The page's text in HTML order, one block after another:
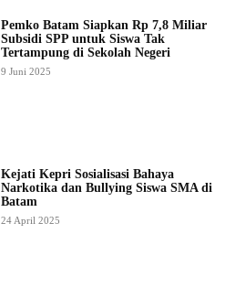
Pemko Batam Siapkan Rp 7,8 Miliar
Subsidi SPP untuk Siswa Tak
Tertampung di Sekolah Negeri
9 Juni 2025
Kejati Kepri Sosialisasi Bahaya
Narkotika dan Bullying Siswa SMA di
Batam
24 April 2025